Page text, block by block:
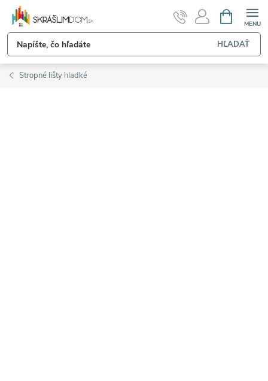
Prejsť
obsah
HĽADAŤ
KOŠÍK
Stropné lišty hladké